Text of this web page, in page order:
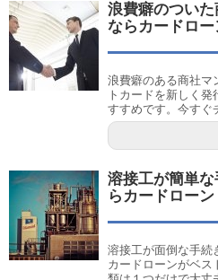
浪費癖のつい
ならカードロー
浪費癖のある商社マ
トカードを新しく
すすめです。今すぐ
溶接工が簡単
らカードローン
溶接工が面倒な手続
カードローンがベス